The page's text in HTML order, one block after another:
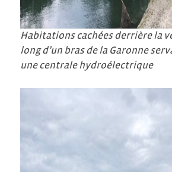
Habitations cachées derrière la
long d’un bras de la Garonne
une centrale hydroélectrique